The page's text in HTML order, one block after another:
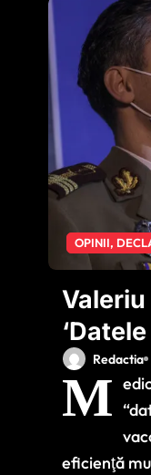
OPINII,
reală
de
10 ori
Redactia
M
eficienţă